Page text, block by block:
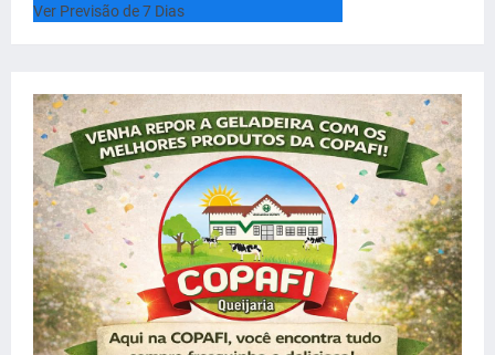
Ver Previsão de 7 Dias